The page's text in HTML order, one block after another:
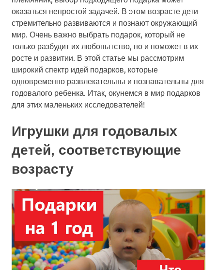
оказаться непростой задачей. В этом возрасте дети
стремительно развиваются и познают окружающий
мир. Очень важно выбрать подарок, который не
только разбудит их любопытство, но и поможет в их
росте и развитии. В этой статье мы рассмотрим
широкий спектр идей подарков, которые
одновременно развлекательны и познавательны для
годовалого ребенка. Итак, окунемся в мир подарков
для этих маленьких исследователей!
Игрушки для годовалых
детей, соответствующие
возрасту